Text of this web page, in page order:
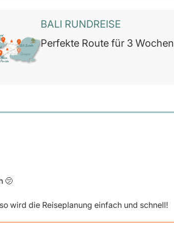
BALI RUNDREISE
Perfekte Route für 3 Wochen
🫤
wird die Reiseplanung einfach und schnell!